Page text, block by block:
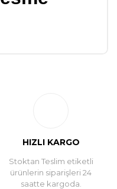
HIZLI KARGO
Stoktan Teslim etiketli
ürünlerin siparişleri 24
saatte kargoda.